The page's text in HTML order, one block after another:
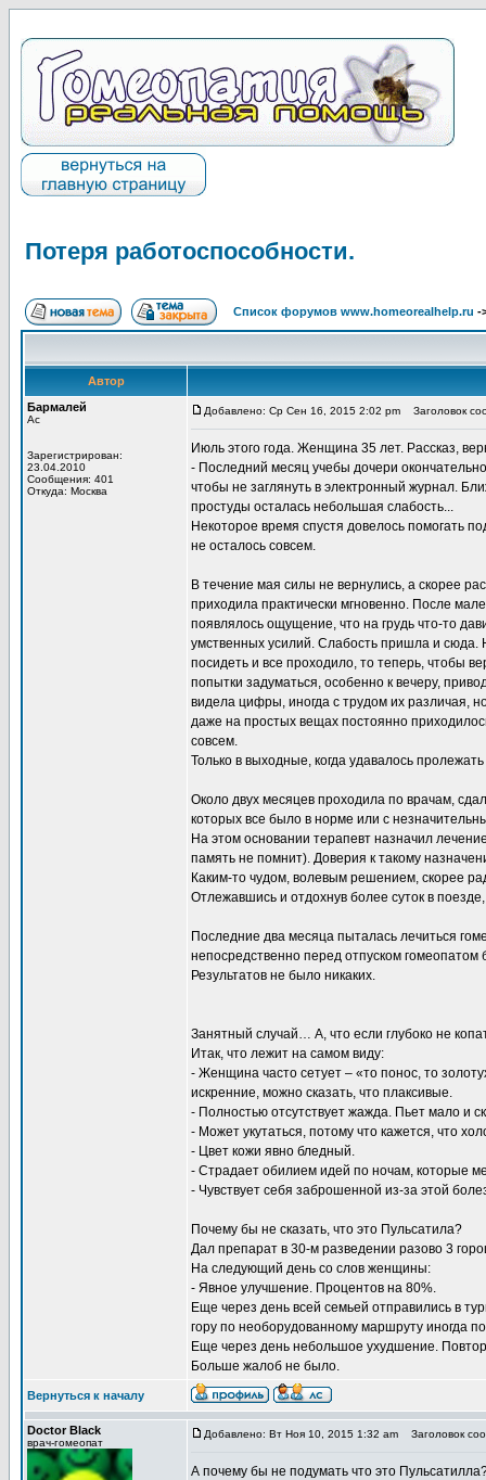
Потеря работоспособности.
Список форумов www.homeorealhelp.ru -
Автор
Бармалей
Ас
Зарегистрирован:
23.04.2010
Сообщения: 401
Откуда: Москва
Добавлено: Ср Сен 16, 2015 2:02 pm Заголовок
Июль этого года. Женщина 35 лет. Рассказ,
- Последний месяц учебы дочери
чтобы не заглянуть в электронный журнал.
простуды осталась небольшая слабость...
Некоторое время спустя довелось помогать
не осталось совсем.
В течение мая силы не вернулись, а скорее
приходила практически мгновенно. После
появлялось ощущение, что на грудь что-то
умственных усилий. Слабость пришла и сюда.
посидеть и все проходило, то теперь, чтобы
попытки задуматься, особенно к вечеру,
видела цифры, иногда с трудом их различая,
даже на простых вещах постоянно
совсем.
Только в выходные, когда удавалось
Около двух месяцев проходила по врачам,
которых все было в норме или с
На этом основании терапевт назначил
память не помнит). Доверия к такому
Каким-то чудом, волевым решением, скорее
Отлежавшись и отдохнув более суток в
Последние два месяца пыталась лечиться
непосредственно перед отпуском
Результатов не было никаких.
Занятный случай… А, что если глубоко не
Итак, что лежит на самом виду:
- Женщина часто сетует – «то понос, то
искренние, можно сказать, что плаксивые.
- Полностью отсутствует жажда. Пьет мало и
- Может укутаться, потому что кажется, что
- Цвет кожи явно бледный.
- Страдает обилием идей по ночам, которые
- Чувствует себя заброшенной из-за этой
Почему бы не сказать, что это Пульсатила?
Дал препарат в 30-м разведении разово 3
На следующий день со слов женщины:
- Явное улучшение. Процентов на 80%.
Еще через день всей семьей отправились в
гору по необорудованному маршруту иногда
Еще через день небольшое ухудшение.
Больше жалоб не было.
Вернуться к началу
Doctor Black
врач-гомеопат
Добавлено: Вт Ноя 10, 2015 1:32 am Заголовок
А почему бы не подумать что это